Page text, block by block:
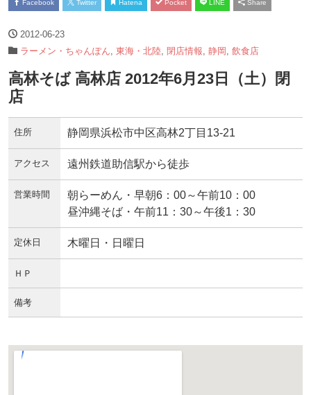
Facebook Twitter Hatena Pocket LINE Share
2012-06-23
ラーメン・ちゃんぽん 東海・北陸 閉店情報 静岡 飲食店
高林そば 高林店 2012年6月23日（土）閉
店
住所 静岡県浜松市中区高林2丁目13-21
アクセス 遠州鉄道助信駅から徒歩
営業時間
朝らーめん・早朝6：00～午前10：00
昼沖縄そば・午前11：30～午後1：30
定休日 木曜日・日曜日
ＨＰ
備考